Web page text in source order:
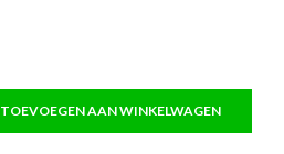
TOEVOEGEN AAN WINKELWAGEN